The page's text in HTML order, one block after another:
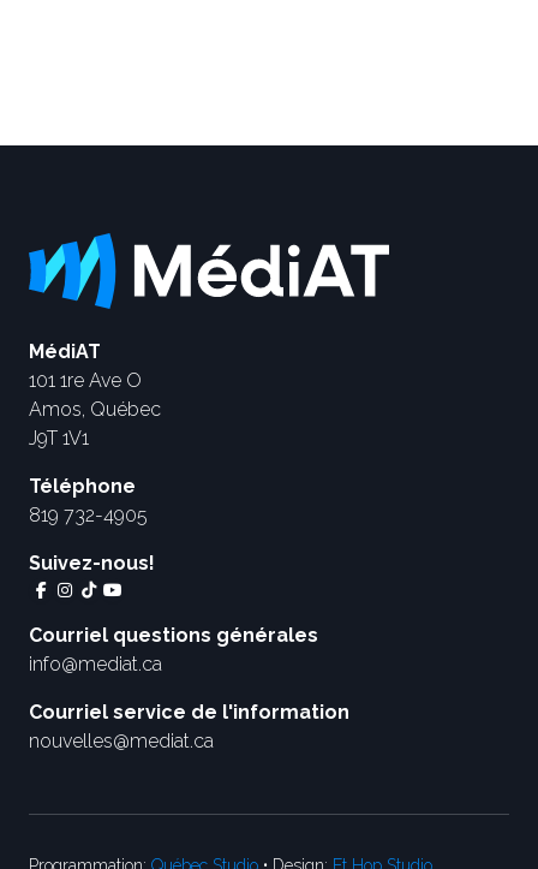
MédiAT
101 1re Ave O
Amos, Québec
J9T 1V1
Téléphone
819 732-4905
Suivez-nous!
Courriel questions générales
info@mediat.ca
Courriel service de l'information
nouvelles@mediat.ca